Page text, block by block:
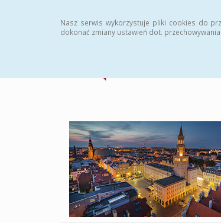
Nasz serwis wykorzystuje pliki cookies do
dokonać zmiany ustawień dot.